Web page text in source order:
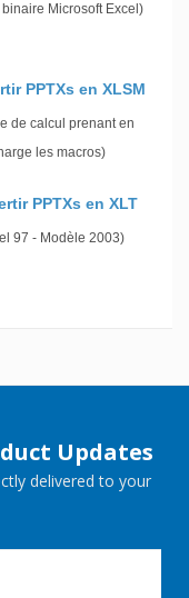
Microsoft Excel)
PPTXs en XLSM
de calcul prenant en
les macros)
PPTXs en XLT
97 - Modèle 2003)
Updates
delivered to your